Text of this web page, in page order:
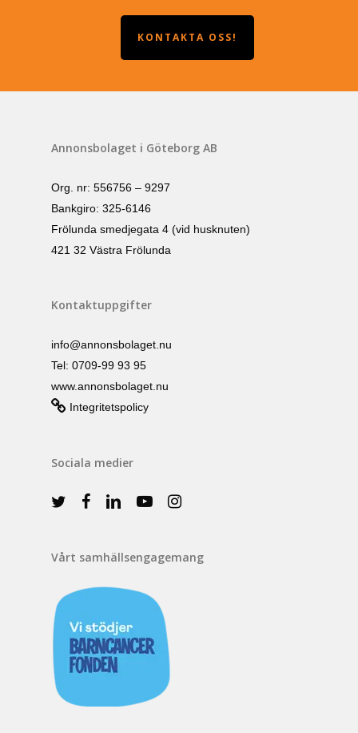
KONTAKTA OSS!
Annonsbolaget i Göteborg AB
Org. nr: 556756 – 9297
Bankgiro: 325-6146
Frölunda smedjegata 4 (vid husknuten)
421 32 Västra Frölunda
Kontaktuppgifter
info@annonsbolaget.nu
Tel: 0709-99 93 95
www.annonsbolaget.nu
Integritetspolicy
Sociala medier
Vårt samhällsengagemang